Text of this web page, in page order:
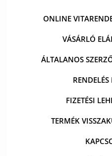
ONLINE
VÁSÁRLÓ
ÁLTALANOS
RENDELÉS
FIZETÉSI
TERMÉK